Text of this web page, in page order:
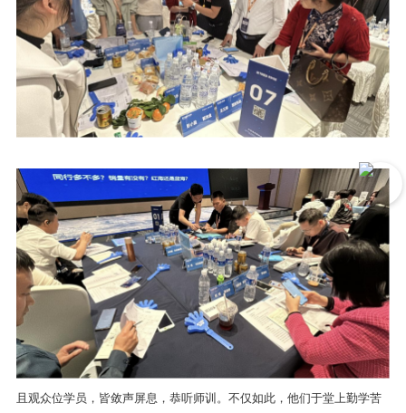
且观众位学员，皆敛声屏息，恭听师训。不仅如此，他们于堂上勤学苦